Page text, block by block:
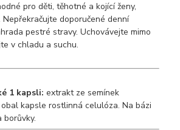
pro děti, těhotné a kojící ženy,
doporučené denní
pestré stravy. Uchovávejte mimo
v chladu a suchu.
1 kapsli: extrakt ze semínek
kapsle rostlinná celulóza. Na bázi
borůvky.